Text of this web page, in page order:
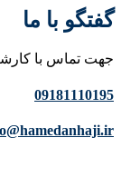
گفتگو با ما
جهت تماس با
09181110195